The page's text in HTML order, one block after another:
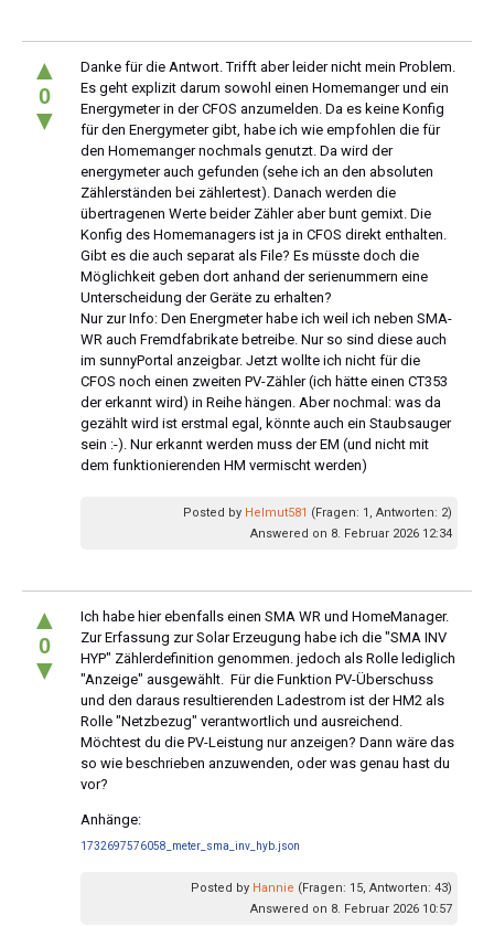
▲
0
▼
Danke für die Antwort. Trifft aber leider nicht mein Problem.
Es geht explizit darum sowohl einen Homemanger und ein
Energymeter in der CFOS anzumelden. Da es keine Konfig
für den Energymeter gibt, habe ich wie empfohlen die für
den Homemanger nochmals genutzt. Da wird der
energymeter auch gefunden (sehe ich an den absoluten
Zählerständen bei zählertest). Danach werden die
übertragenen Werte beider Zähler aber bunt gemixt. Die
Konfig des Homemanagers ist ja in CFOS direkt enthalten.
Gibt es die auch separat als File? Es müsste doch die
Möglichkeit geben dort anhand der serienummern eine
Unterscheidung der Geräte zu erhalten?
Nur zur Info: Den Energmeter habe ich weil ich neben SMA-
WR auch Fremdfabrikate betreibe. Nur so sind diese auch
im sunnyPortal anzeigbar. Jetzt wollte ich nicht für die
CFOS noch einen zweiten PV-Zähler (ich hätte einen CT353
der erkannt wird) in Reihe hängen. Aber nochmal: was da
gezählt wird ist erstmal egal, könnte auch ein Staubsauger
sein :-). Nur erkannt werden muss der EM (und nicht mit
dem funktionierenden HM vermischt werden)
Posted by Helmut581 (Fragen: 1, Antworten: 2)
Answered on 8. Februar 2026 12:34
▲
0
▼
Ich habe hier ebenfalls einen SMA WR und HomeManager.
Zur Erfassung zur Solar Erzeugung habe ich die "SMA INV
HYP" Zählerdefinition genommen. jedoch als Rolle lediglich
"Anzeige" ausgewählt. Für die Funktion PV-Überschuss
und den daraus resultierenden Ladestrom ist der HM2 als
Rolle "Netzbezug" verantwortlich und ausreichend.
Möchtest du die PV-Leistung nur anzeigen? Dann wäre das
so wie beschrieben anzuwenden, oder was genau hast du
vor?
Anhänge:
1732697576058_meter_sma_inv_hyb.json
Posted by Hannie (Fragen: 15, Antworten: 43)
Answered on 8. Februar 2026 10:57